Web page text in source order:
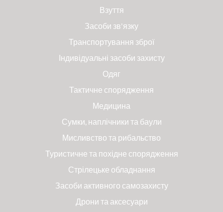
Взуття
Засоби зв'язку
Транспортування зброї
Індивідуальні засоби захисту
Одяг
Тактичне спорядження
Медицина
Сумки, наплічники та баули
Мисливство та рибальство
Туристичне та похідне спорядження
Стрілецьке обладнання
Засоби активного самозахисту
Дрони та аксесуари